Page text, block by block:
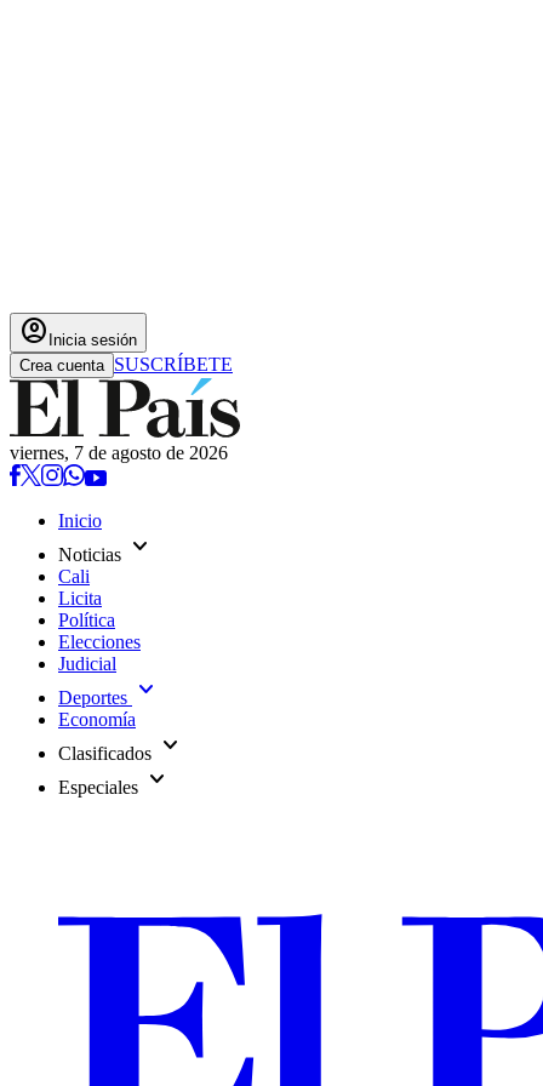
account_circle Inicia sesión
Crea cuenta SUSCRÍBETE
viernes, 7 de agosto de 2026
Inicio
Noticias expand_more
Cali
Licita
Política
Elecciones
Judicial
Deportes expand_more
Economía
Clasificados expand_more
Especiales expand_more